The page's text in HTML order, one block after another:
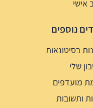
אישי
נוספים
בסיטונאות
שלי
מועדפים
ותשובות